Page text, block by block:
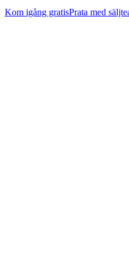
Kom igång gratisPrata med